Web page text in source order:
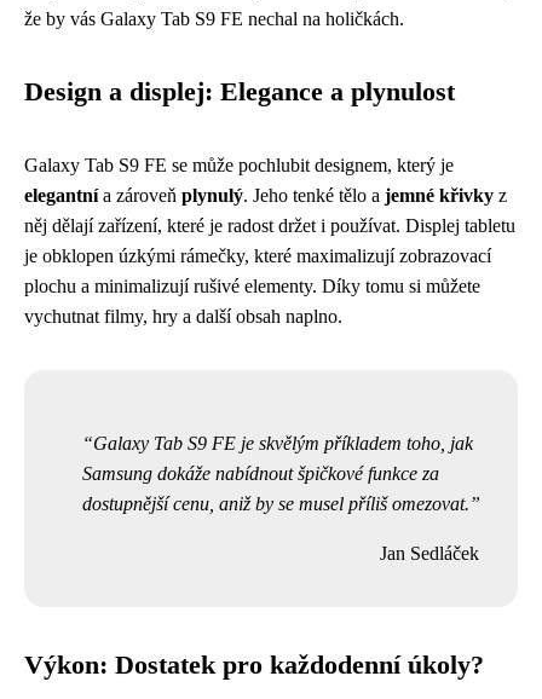
že by vás Galaxy Tab S9 FE nechal na holičkách.
Design a displej: Elegance a plynulost
Galaxy Tab S9 FE se může pochlubit designem, který je
elegantnía zároveň plynulý. Jeho tenké tělo a jemné křivky z
něj dělají zařízení, které je radost držet i používat. Displej tabletu
je obklopen úzkými rámečky, které maximalizují zobrazovací
plochu a minimalizují rušivé elementy. Díky tomu si můžete
vychutnat filmy, hry a další obsah naplno.
Galaxy Tab S9 FE je skvělým příkladem toho, jak
Samsung dokáže nabídnout špičkové funkce za
dostupnější cenu, aniž by se musel příliš omezovat.
Jan Sedláček
Výkon: Dostatek pro každodenní úkoly?